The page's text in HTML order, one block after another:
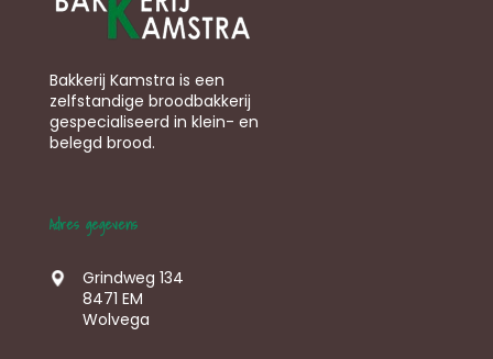
Bakkerij Kamstra is een
zelfstandige broodbakkerij
gespecialiseerd in klein- en
belegd brood.
Adres gegevens
Grindweg 134
8471 EM
Wolvega